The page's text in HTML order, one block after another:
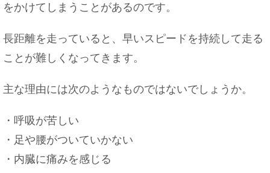
をかけてしまうことがあるのです。
長距離を走っていると、早いスピードを持続して走る
ことが難しくなってきます。
主な理由には次のようなものではないでしょうか。
・呼吸が苦しい
・足や腰がついていかない
・内臓に痛みを感じる